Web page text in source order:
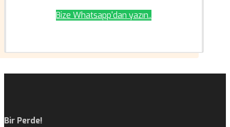
Bize Whatsapp'dan yazın..
Bir Perde!